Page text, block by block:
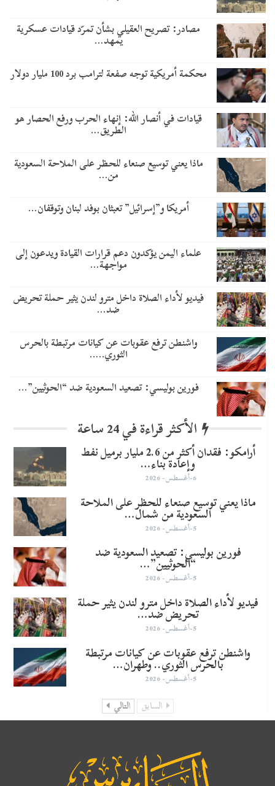
مصادر: تصريح العقيلي بشأن تمرّد قيادات عسكرية
يمهد…
محكمة أمريكية توجه صفعة لترامب برد 100 مليار دولار
قيادات في أنصار الله: إنهاء الحرب ورفع الحصار هو
الطريق…
ماذا يعني توسيع صنعاء للحظر على الملاحة السعودية
من…
أمريكا و”إسرائيل” تعبثان بوفد لبنان وتوقفان…
علماء اليمن يؤكدون دعم قرارات القيادة ويدعون إلى
مواجهة…
فيديو لأداء الصلاة داخل مترو لندن يثير حملة تحريض
ضد…
واشنطن ترفع عقوبات عن كيانات مرتبطة بالحرس
الثوري..…
​فورين بوليسي: تصعيد السعودية ضد “الحوثيين”…
الأكثر قراءة في 24 ساعة
أرامكو: فقدان أكثر من 2.6 مليار برميل نفط
وإعادة بناء…
6-أغسطس- 2026
ماذا يعني توسيع صنعاء للحظر على الملاحة
السعودية من شمال…
5-أغسطس- 2026
​فورين بوليسي: تصعيد السعودية ضد
“الحوثيين”…
5-أغسطس- 2026
فيديو لأداء الصلاة داخل مترو لندن يثير حملة
تحريض ضد…
5-أغسطس- 2026
واشنطن ترفع عقوبات عن كيانات مرتبطة
بالحرس الثوري.. وطهران…
5-أغسطس- 2026
السابق التالي